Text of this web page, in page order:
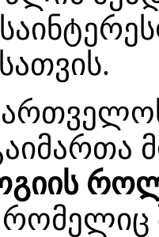
რომელიც